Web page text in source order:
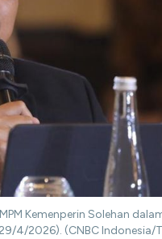
Kemenperin Solehan
4/2026). (CNBC Indonesia/